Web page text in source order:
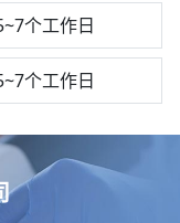
个工作日
个工作日